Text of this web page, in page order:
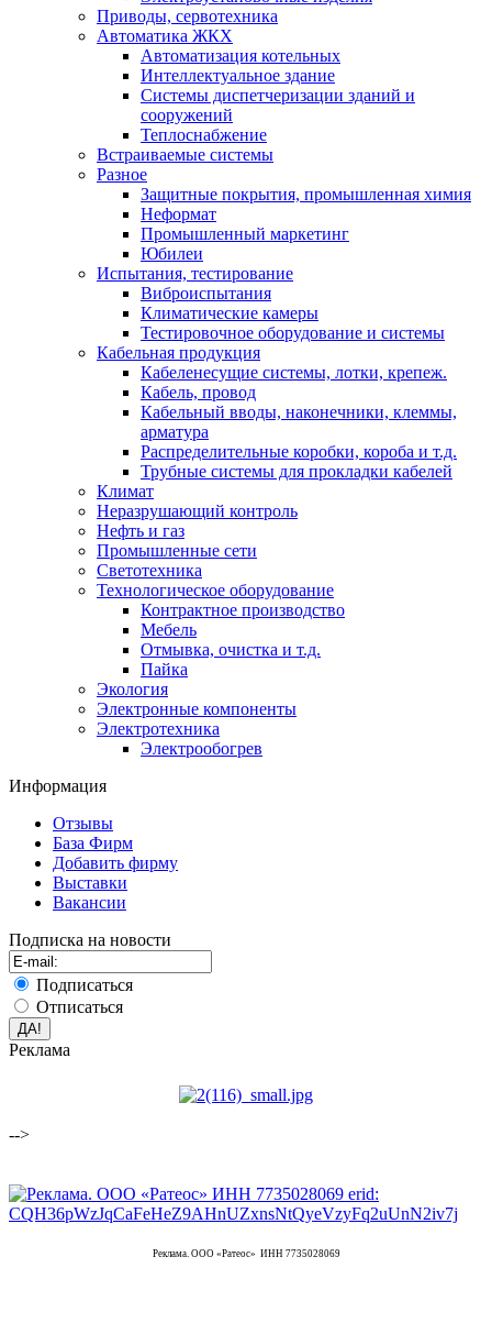
Приводы, сервотехника
Автоматика ЖКХ
Автоматизация котельных
Интеллектуальное здание
Системы диспетчеризации зданий и
сооружений
Теплоснабжение
Встраиваемые системы
Разное
Защитные покрытия, промышленная химия
Неформат
Промышленный маркетинг
Юбилеи
Испытания, тестирование
Виброиспытания
Климатические камеры
Тестировочное оборудование и системы
Кабельная продукция
Кабеленесущие системы, лотки, крепеж.
Кабель, провод
Кабельный вводы, наконечники, клеммы,
арматура
Распределительные коробки, короба и т.д.
Трубные системы для прокладки кабелей
Климат
Неразрушающий контроль
Нефть и газ
Промышленные сети
Светотехника
Технологическое оборудование
Контрактное производство
Мебель
Отмывка, очистка и т.д.
Пайка
Экология
Электронные компоненты
Электротехника
Электрообогрев
Информация
Отзывы
База Фирм
Добавить фирму
Выставки
Вакансии
Подписка на новости
Подписаться
Отписаться
Реклама
-->
Реклама. ООО «Ратеос» ИНН 7735028069